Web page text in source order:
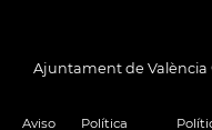
Ajuntament de València
Aviso Política